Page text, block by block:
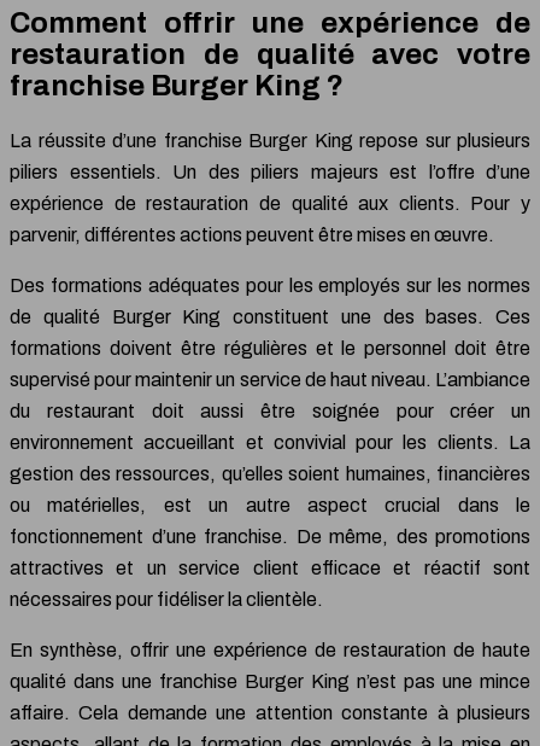
Comment offrir une expérience de
restauration de qualité avec votre
franchise Burger King ?
La réussite d’une franchise Burger King repose sur plusieurs
piliers essentiels. Un des piliers majeurs est l’offre d’une
expérience de restauration de qualité aux clients. Pour y
parvenir, différentes actions peuvent être mises en œuvre.
Des formations adéquates pour les employés sur les normes
de qualité Burger King constituent une des bases. Ces
formations doivent être régulières et le personnel doit être
supervisé pour maintenir un service de haut niveau. L’ambiance
du restaurant doit aussi être soignée pour créer un
environnement accueillant et convivial pour les clients. La
gestion des ressources, qu’elles soient humaines, financières
ou matérielles, est un autre aspect crucial dans le
fonctionnement d’une franchise. De même, des promotions
attractives et un service client efficace et réactif sont
nécessaires pour fidéliser la clientèle.
En synthèse, offrir une expérience de restauration de haute
qualité dans une franchise Burger King n’est pas une mince
affaire. Cela demande une attention constante à plusieurs